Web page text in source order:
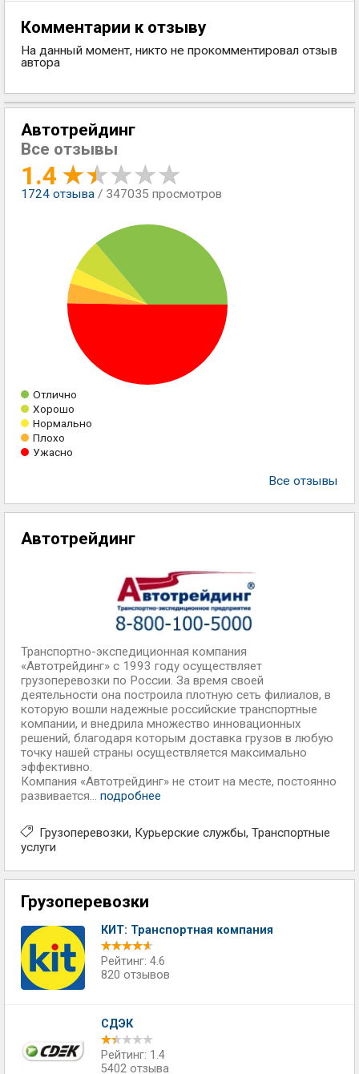
Комментарии к отзыву
На данный момент, никто не прокомментировал отзыв
автора
Автотрейдинг
Все отзывы
1.4
1724 отзыва / 347035 просмотров
Отлично
Хорошо
Нормально
Плохо
Ужасно
Все отзывы
Автотрейдинг
Транспортно-экспедиционная компания
«Автотрейдинг» с 1993 году осуществляет
грузоперевозки по России. За время своей
деятельности она построила плотную сеть филиалов, в
которую вошли надежные российские транспортные
компании, и внедрила множество инновационных
решений, благодаря которым доставка грузов в любую
точку нашей страны осуществляется максимально
эффективно.
Компания «Автотрейдинг» не стоит на месте, постоянно
развивается... подробнее
Грузоперевозки Курьерские службы Транспортные
услуги
Грузоперевозки
КИТ: Транспортная компания
Рейтинг: 4.6
820 отзывов
СДЭК
Рейтинг: 1.4
5402 отзыва